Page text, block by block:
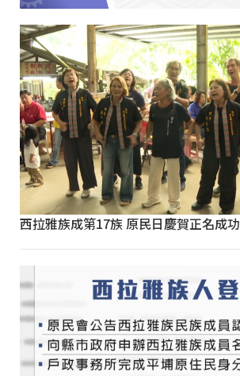
西拉雅族成第17族 原民日慶賀正名成功